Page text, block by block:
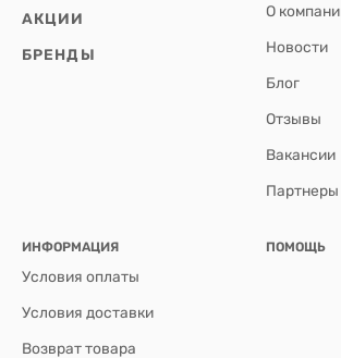
АКЦИИ
БРЕНДЫ
О
Новости
Блог
Отзывы
Вакансии
Партнеры
ИНФОРМАЦИЯ
Условия оплаты
Условия доставки
Возврат товара
ПОМОЩЬ